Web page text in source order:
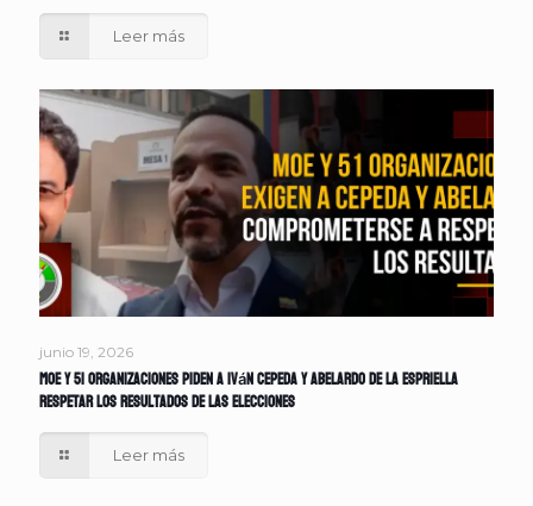
Leer más
junio 19, 2026
MOE y 51 organizaciones piden a Iván Cepeda y Abelardo de la Espriella
respetar los resultados de las elecciones
Leer más